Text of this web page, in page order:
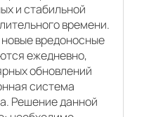
и стабильной
времени.
вредоносные
ежедневно,
обновлений
система
Решение данной